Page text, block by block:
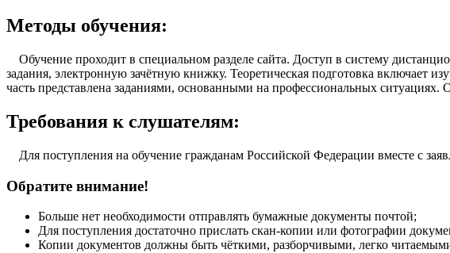
Методы обучения:
Обучение проходит в специальном разделе сайта. Доступ в систему
задания, электронную зачётную книжку. Теоретическая подготовка включает
часть представлена заданиями, основанными на профессиональных
Требования к слушателям:
Для поступления на обучение гражданам Российской Федерации вместе с
Обратите внимание!
Больше нет необходимости отправлять бумажные документы почтой;
Для поступления достаточно прислать скан-копии или фотографии
Копии документов должны быть чёткими, разборчивыми, легко